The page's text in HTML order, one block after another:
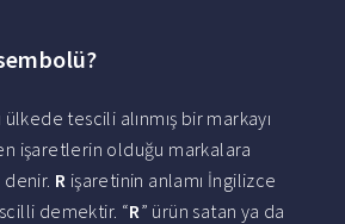
ülkede tescili alınmış bir markayı
işaretlerin olduğu markalara
R işaretinin anlamı İngilizce
demektir. “R” ürün satan ya da